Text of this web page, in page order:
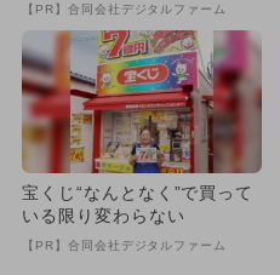
【PR】合同会社デジタルファーム
宝くじ“なんとなく”で買って
いる限り変わらない
【PR】合同会社デジタルファーム